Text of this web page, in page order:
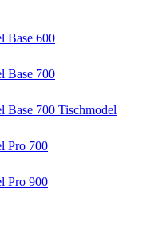
Base 600
Base 700
Base 700 Tischmodel
Pro 700
Pro 900